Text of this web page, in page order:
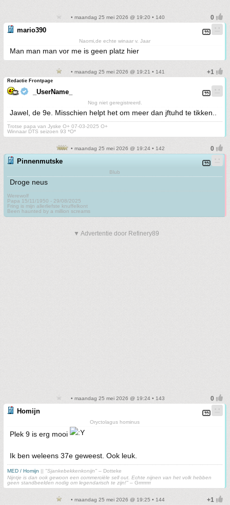
• maandag 25 mei 2026 @ 19:20 • 140
mario390
Naomi,de echte winaar v. Jaar
Man man man vor me is geen platz hier
• maandag 25 mei 2026 @ 19:21 • 141
Redactie Frontpage
_UserName_
Nog niet geregistreerd.
Jawel, de 9e. Misschien helpt het om meer dan jftuhd te tikken..
Trotse papa van Jyske O+ 07-03-2025 O+
Winnaar DTS seizoen 93 *O*
• maandag 25 mei 2026 @ 19:24 • 142
Pinnenmutske
Blub
Droge neus
Werewolf
Papa 15/11/1950 - 29/08/2025
Fring is mijn allerliefste knuffelkont
Been haunted by a million screams
▼ Advertentie door Refinery89
• maandag 25 mei 2026 @ 19:24 • 143
Homijn
Oryctolagus hominus
Plek 9 is erg mooi
Ik ben weleens 37e geweest. Ook leuk.
MED / Homijn || "Sjankebekkenkonijn" – Dotteke
Nijntje is dan ook gewoon een commerciële sell out. Echte nijnen van het volk hebben
geen standbeelden nodig om legendarisch te zijn!" – Grrrrrrrr
• maandag 25 mei 2026 @ 19:25 • 144